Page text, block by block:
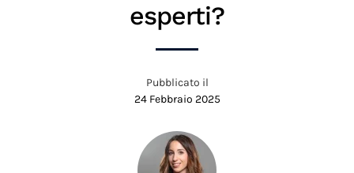
esperti?
Pubblicato il
24 Febbraio 2025